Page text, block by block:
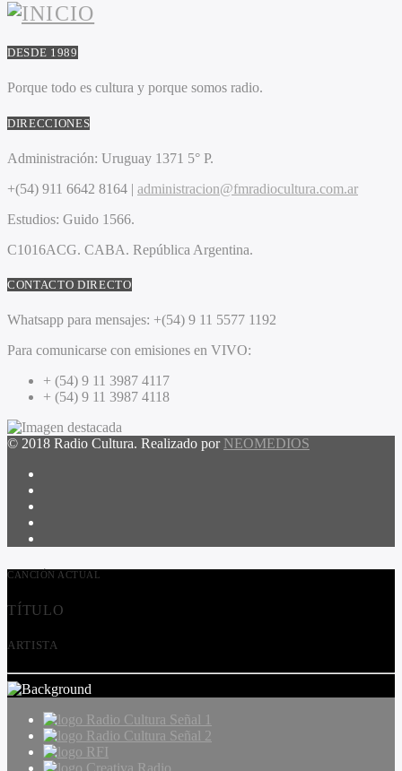
DESDE 1989
Porque todo es cultura y porque somos radio.
DIRECCIONES
Administración: Uruguay 1371 5° P.
+(54) 911 6642 8164 | administracion@fmradiocultura.com.ar
Estudios: Guido 1566.
C1016ACG. CABA. República Argentina.
CONTACTO DIRECTO
Whatsapp para mensajes: +(54) 9 11 5577 1192
Para comunicarse con emisiones en VIVO:
+ (54) 9 11 3987 4117
+ (54) 9 11 3987 4118
© 2018 Radio Cultura. Realizado por NEOMEDIOS
CANCIÓN ACTUAL
TÍTULO
ARTISTA
Radio Cultura Señal 1
Radio Cultura Señal 2
RFI